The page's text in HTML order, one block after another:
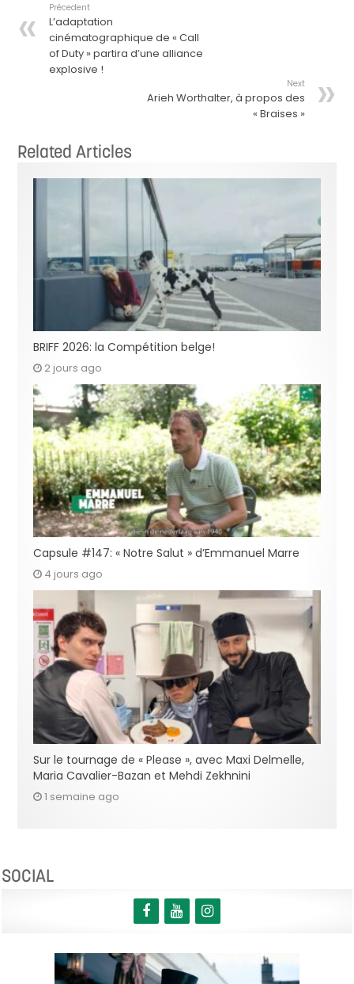
Précedent
L’adaptation
cinématographique de « Call
of Duty » partira d’une alliance
explosive !
Next
Arieh Worthalter, à propos des
« Braises »
Related Articles
BRIFF 2026: la Compétition belge!
2 jours ago
Capsule #147: « Notre Salut » d’Emmanuel Marre
4 jours ago
Sur le tournage de « Please », avec Maxi Delmelle,
Maria Cavalier-Bazan et Mehdi Zekhnini
1 semaine ago
SOCIAL